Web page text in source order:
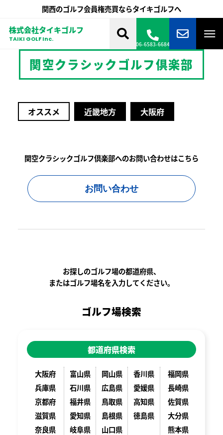
関西のゴルフ会員権売買ならタイキゴルフへ
株式会社タイキゴルフ
TAIKI GOLF Inc.
06-6583-6684
関空クラシックゴルフ倶楽部
オススメ 近畿地方 大阪府
関空クラシックゴルフ倶楽部へのお問い合わせはこちら
お問い合わせ
お探しのゴルフ場の都道府県、
またはゴルフ場名を入力してください。
ゴルフ場検索
都道府県検索
大阪府
兵庫県
京都府
滋賀県
奈良県
富山県
石川県
福井県
愛知県
岐阜県
岡山県
広島県
鳥取県
島根県
山口県
香川県
愛媛県
高知県
徳島県
福岡県
長崎県
佐賀県
大分県
熊本県